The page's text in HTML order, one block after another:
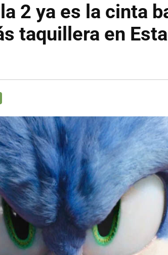
2 ya es la cinta
taquillera en